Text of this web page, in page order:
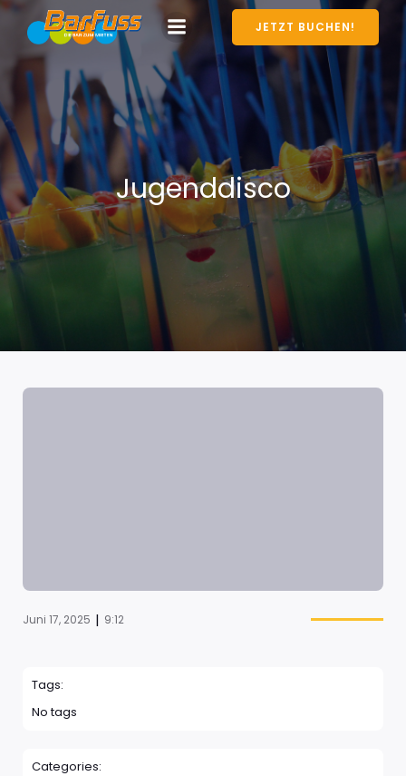
JETZT BUCHEN!
Jugenddisco
Juni 17, 2025 | 9:12
Tags:
No tags
Categories: